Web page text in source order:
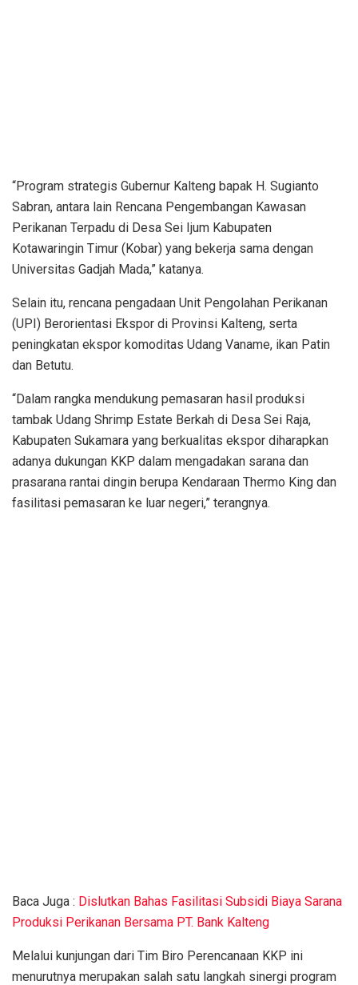
“Program strategis Gubernur Kalteng bapak H. Sugianto
Sabran, antara lain Rencana Pengembangan Kawasan
Perikanan Terpadu di Desa Sei Ijum Kabupaten
Kotawaringin Timur (Kobar) yang bekerja sama dengan
Universitas Gadjah Mada,” katanya.
Selain itu, rencana pengadaan Unit Pengolahan Perikanan
(UPI) Berorientasi Ekspor di Provinsi Kalteng, serta
peningkatan ekspor komoditas Udang Vaname, ikan Patin
dan Betutu.
“Dalam rangka mendukung pemasaran hasil produksi
tambak Udang Shrimp Estate Berkah di Desa Sei Raja,
Kabupaten Sukamara yang berkualitas ekspor diharapkan
adanya dukungan KKP dalam mengadakan sarana dan
prasarana rantai dingin berupa Kendaraan Thermo King dan
fasilitasi pemasaran ke luar negeri,” terangnya.
Baca Juga : Dislutkan Bahas Fasilitasi Subsidi Biaya Sarana
Produksi Perikanan Bersama PT. Bank Kalteng
Melalui kunjungan dari Tim Biro Perencanaan KKP ini
menurutnya merupakan salah satu langkah sinergi program